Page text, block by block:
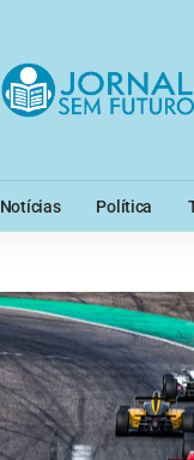
Notícias Política